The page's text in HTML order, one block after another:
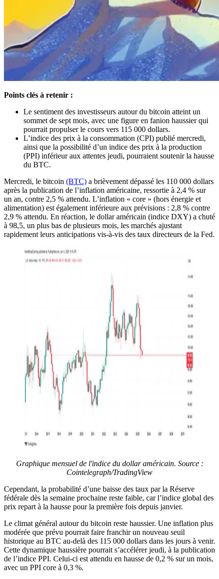
Points clés à retenir :
Le sentiment des investisseurs autour du bitcoin atteint un
sommet de sept mois, avec une figure en fanion haussier qui
pourrait propulser le cours vers 115 000 dollars.
L’indice des prix à la consommation (CPI) publié mercredi,
ainsi que la possibilité d’un indice des prix à la production
(PPI) inférieur aux attentes jeudi, pourraient soutenir la hausse
du BTC.
Mercredi, le bitcoin (BTC) a brièvement dépassé les 110 000 dollars
après la publication de l’inflation américaine, ressortie à 2,4 % sur
un an, contre 2,5 % attendu. L’inflation « core » (hors énergie et
alimentation) est également inférieure aux prévisions : 2,8 % contre
2,9 % attendu. En réaction, le dollar américain (indice DXY) a chuté
à 98,5, un plus bas de plusieurs mois, les marchés ajustant
rapidement leurs anticipations vis-à-vis des taux directeurs de la Fed.
Graphique mensuel de l'indice du dollar américain. Source :
Cointelegraph/TradingView
Cependant, la probabilité d’une baisse des taux par la Réserve
fédérale dès la semaine prochaine reste faible, car l’indice global des
prix repart à la hausse pour la première fois depuis janvier.
Le climat général autour du bitcoin reste haussier. Une inflation plus
modérée que prévu pourrait faire franchir un nouveau seuil
historique au BTC au-delà des 115 000 dollars dans les jours à venir.
Cette dynamique haussière pourrait s’accélérer jeudi, à la publication
de l’indice PPI. Celui-ci est attendu en hausse de 0,2 % sur un mois,
avec un PPI core à 0,3 %.